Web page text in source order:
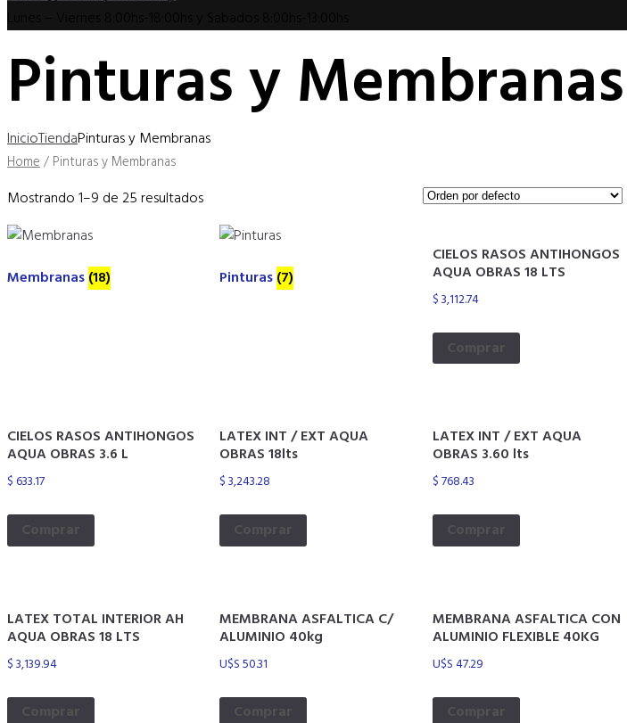
Pinturas y Membranas
InicioTiendaPinturas y Membranas
Home/ Pinturas y Membranas
Mostrando 1–9 de 25 resultados
Membranas(18) Pinturas(7)
CIELOS RASOS ANTIHONGOS
AQUA OBRAS 18 LTS
$3,112.74
CIELOS RASOS ANTIHONGOS
AQUA OBRAS 3.6 L
$633.17
LATEX INT / EXT AQUA
OBRAS 18lts
$3,243.28
LATEX INT / EXT AQUA
OBRAS 3.60 lts
$768.43
LATEX TOTAL INTERIOR AH
AQUA OBRAS 18 LTS
$3,139.94
MEMBRANA ASFALTICA C/
ALUMINIO 40kg
U$S50.31
MEMBRANA ASFALTICA CON
ALUMINIO FLEXIBLE 40KG
U$S47.29